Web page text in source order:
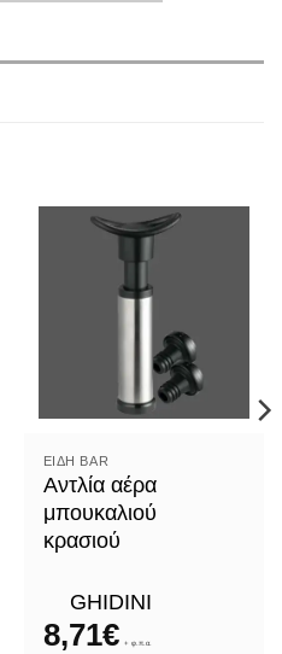
ΕΊΔΗ ΒAR
Αντλία αέρα
μπουκαλιού
κρασιού
GHIDINI
8,71€ + φ.π.α.